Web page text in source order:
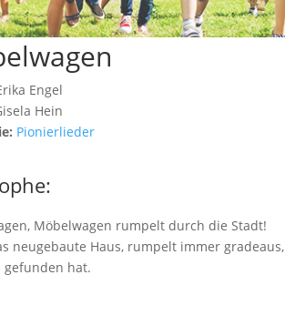
Engel
Hein
Pionierlieder
Möbelwagen rumpelt durch die Stadt!
neugebaute Haus, rumpelt immer gradeaus,
gefunden hat.